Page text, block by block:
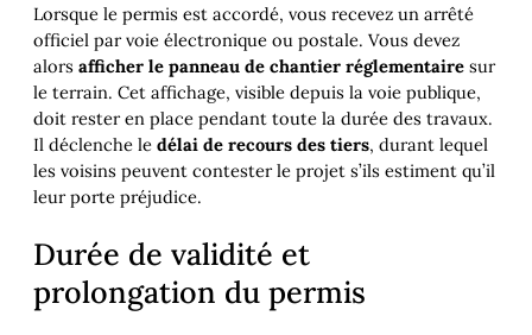
Lorsque le permis est accordé, vous recevez un arrêté
officiel par voie électronique ou postale. Vous devez
alors afficher le panneau de chantier réglementaire sur
le terrain. Cet affichage, visible depuis la voie publique,
doit rester en place pendant toute la durée des travaux.
Il déclenche le délai de recours des tiers, durant lequel
les voisins peuvent contester le projet s’ils estiment qu’il
leur porte préjudice.
Durée de validité et
prolongation du permis